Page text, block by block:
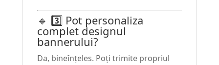
🔹 3️⃣ Pot personaliza
complet designul
bannerului?
Da, bineînțeles. Poți trimite propriul